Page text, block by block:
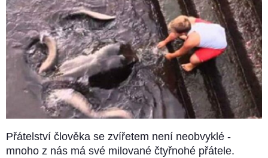
Přátelství člověka se zvířetem není neobvyklé -
mnoho z nás má své milované čtyřnohé přátele.